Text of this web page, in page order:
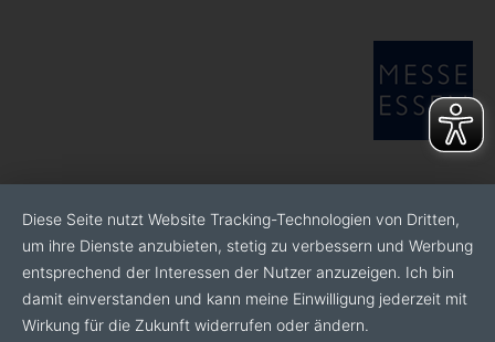
Abbiamo il cuore nei nostri clienti e ci impegniamo
costantemente per migliorare il nostro servizio!
Diese Seite nutzt Website Tracking-Technologien von Dritten,
um ihre Dienste anzubieten, stetig zu verbessern und Werbung
entsprechend der Interessen der Nutzer anzuzeigen. Ich bin
damit einverstanden und kann meine Einwilligung jederzeit mit
Wirkung für die Zukunft widerrufen oder ändern.